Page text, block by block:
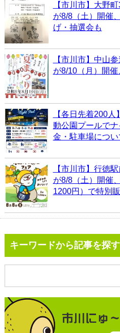
【市川市】大野
が8/8（土）開催
げ・抽選会も
【市川市】中山
が8/10（月）開
【各日先着200
動公園プールで
金・駐車場につい
【市川市】行徳
が8/8（土）開催
1200円）で特別
キーワードから記事を探す